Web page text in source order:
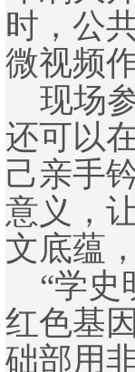
时，公
微视频
现场
还可以
己亲手
意义，
文底蕴
“学史
红色基
础部用